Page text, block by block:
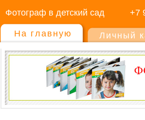
Фотограф в детский сад +7
На главную Личный